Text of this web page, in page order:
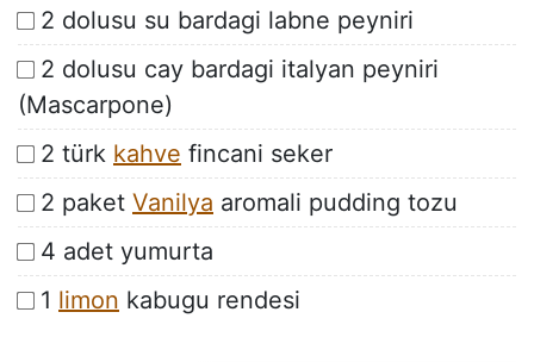
2 dolusu su bardagi labne peyniri
2 dolusu cay bardagi italyan peyniri
(Mascarpone)
2 türk kahve fincani seker
2 paket Vanilya aromali pudding tozu
4 adet yumurta
1 limon kabugu rendesi